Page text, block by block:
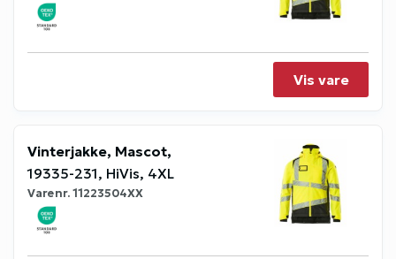
Vis vare
Vinterjakke, Mascot,
19335-231, HiVis, 4XL
Varenr.11223504XX